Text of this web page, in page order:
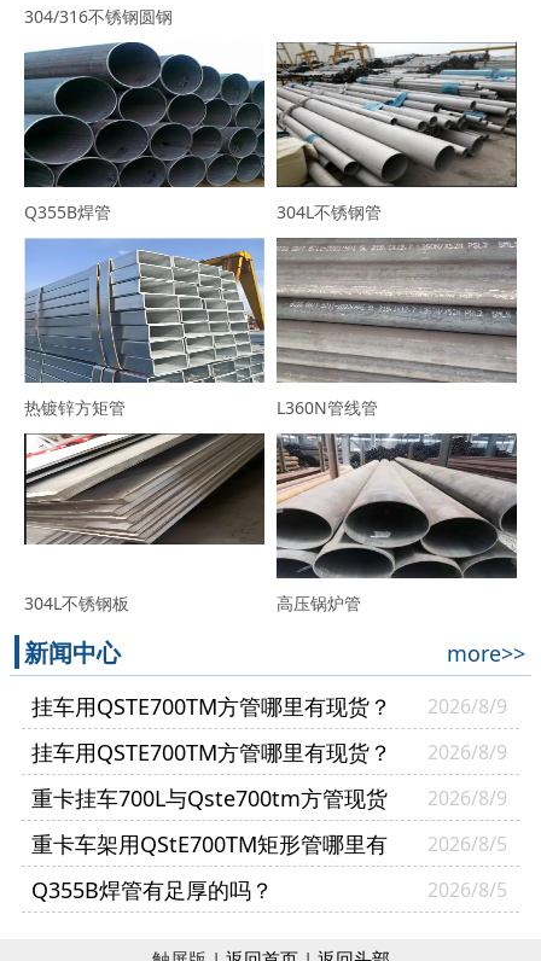
304/316不锈钢圆钢
Q355B焊管 304L不锈钢管
热镀锌方矩管 L360N管线管
304L不锈钢板 高压锅炉管
新闻中心
more>>
挂车用QSTE700TM方管哪里有现货？
2026/8/9
挂车用QSTE700TM方管哪里有现货？
山东普利通钢材供货案例
2026/8/9
重卡挂车700L与Qste700tm方管现货
哪里有？
2026/8/9
重卡车架用QStE700TM矩形管哪里有
现货？
2026/8/5
Q355B焊管有足厚的吗？ 2026/8/5